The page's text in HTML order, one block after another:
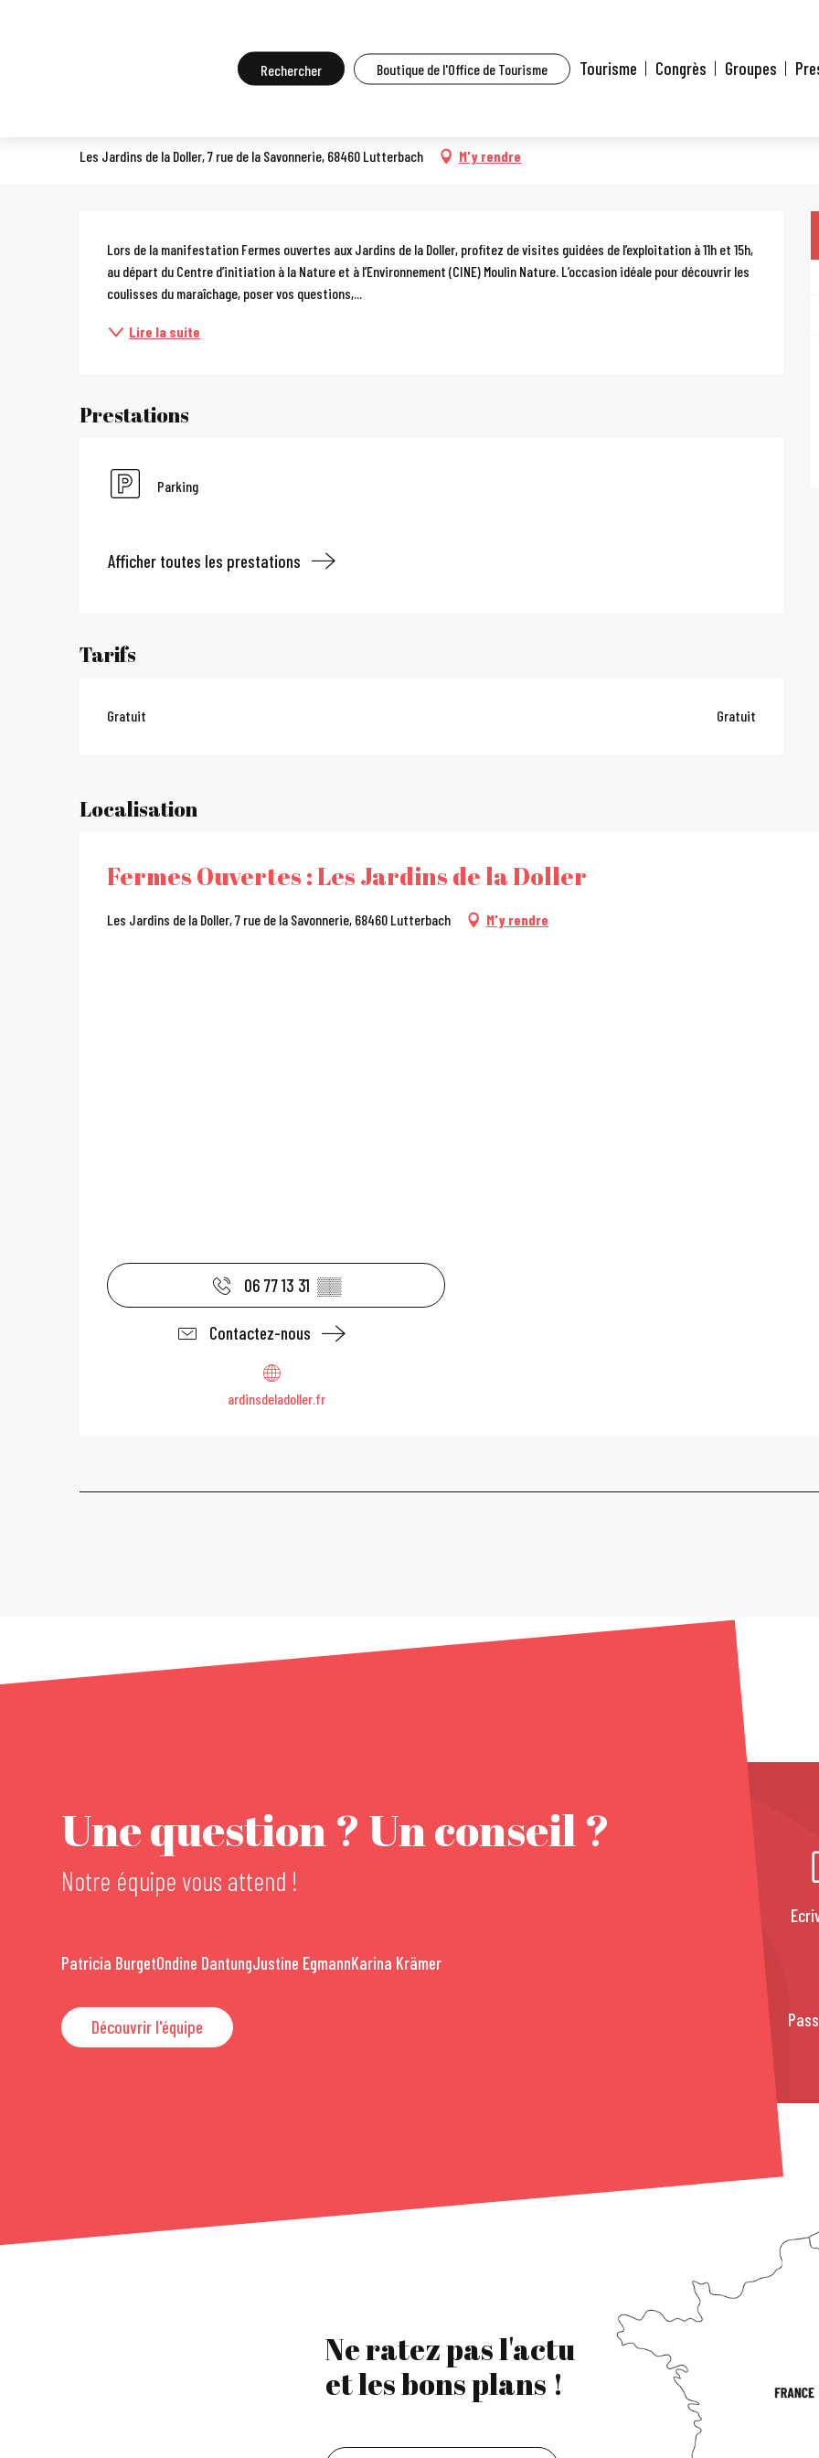
Boutique de l'Office de Tourisme
Recherche Tourisme Congrès Groupes
Fermes Ouvertes : Les Jardins de la Doller
Les Jardins de la Doller, 7 rue de la Savonnerie, 68460 Lutterbach M'y rendre
Description
Lors de la manifestation Fermes ouvertes aux Jardins de la Doller, profitez de visites guidées de l’exploitation à 11h et 15h,
au départ du Centre d’initiation à la Nature et à l’Environnement (CINE) Moulin Nature. L’occasion idéale pour découvrir les
coulisses du maraîchage, poser vos questions,...
Lire la suite
Prestations
Parking
Afficher toutes les prestations
Tarifs
Gratuit Gratuit
Localisation
Fermes Ouvertes : Les Jardins de la Doller
Les Jardins de la Doller, 7 rue de la Savonnerie, 68460 Lutterbach M'y rendre
06 77 13 31 ▒▒
Contactez-nous
ardinsdeladoller.fr
Une question ? Un conseil ?
Notre équipe vous attend !
Patricia BurgetOndine DantungJustine EgmannKarina Krämer
Découvrir l'équipe
Ne ratez pas l'actu
et les bons plans !